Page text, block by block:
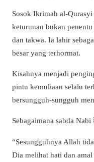
Sosok Ikrimah al-
keturunan bukan
dan takwa. Ia lahir
besar yang terhormat.
Kisahnya menjadi
pintu kemuliaan selalu
bersungguh-sungguh
Sebagaimana sabda Nabi
“Sesungguhnya Allah
Dia melihat hati dan